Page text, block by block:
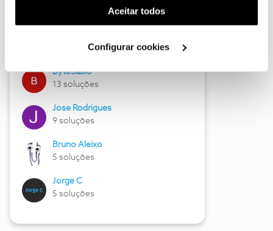
(cookies de publicidade personalizada). Pode gerir a
utilização dos cookies clicando em "Configurar
Aceitar todos
Configurar cookies
Hall of Fame de julho
17 soluções
ByteSábio
13 soluções
Jose Rodrigues
9 soluções
Bruno Aleixo
5 soluções
Jorge C
5 soluções